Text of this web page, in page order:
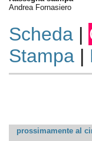
Andrea Fornasiero
Scheda|
Stampa|
prossimamente al